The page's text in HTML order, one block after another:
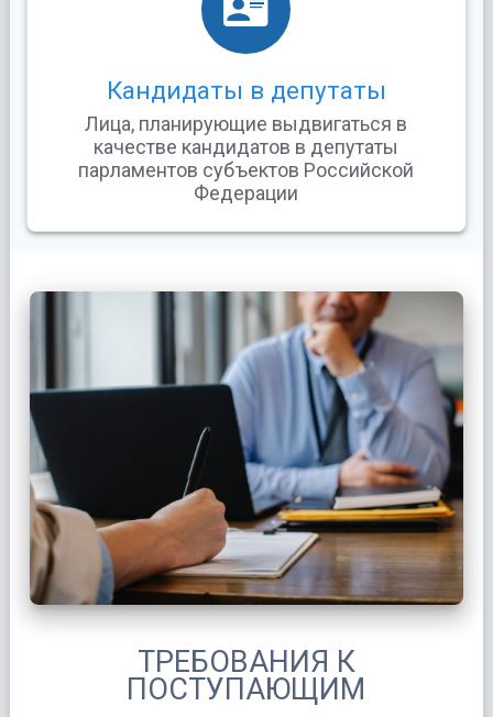
Кандидаты в депутаты
Лица, планирующие выдвигаться в
качестве кандидатов в депутаты
парламентов субъектов Российской
Федерации
ТРЕБОВАНИЯ К
ПОСТУПАЮЩИМ